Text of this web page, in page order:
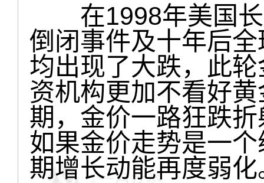
在1998年美国长
倒闭事件及十年后
均出现了大跌，此
资机构更加不看好
期，金价一路狂跌
如果金价走势是一
期增长动能再度弱化